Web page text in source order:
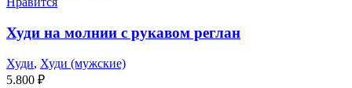
Худи на молнии с рукавом реглан
Худи, Худи (мужские)
5.800 ₽